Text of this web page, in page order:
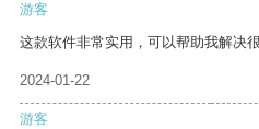
游客
这款软件非常实用，可以帮助我解决很
2024-01-22
游客